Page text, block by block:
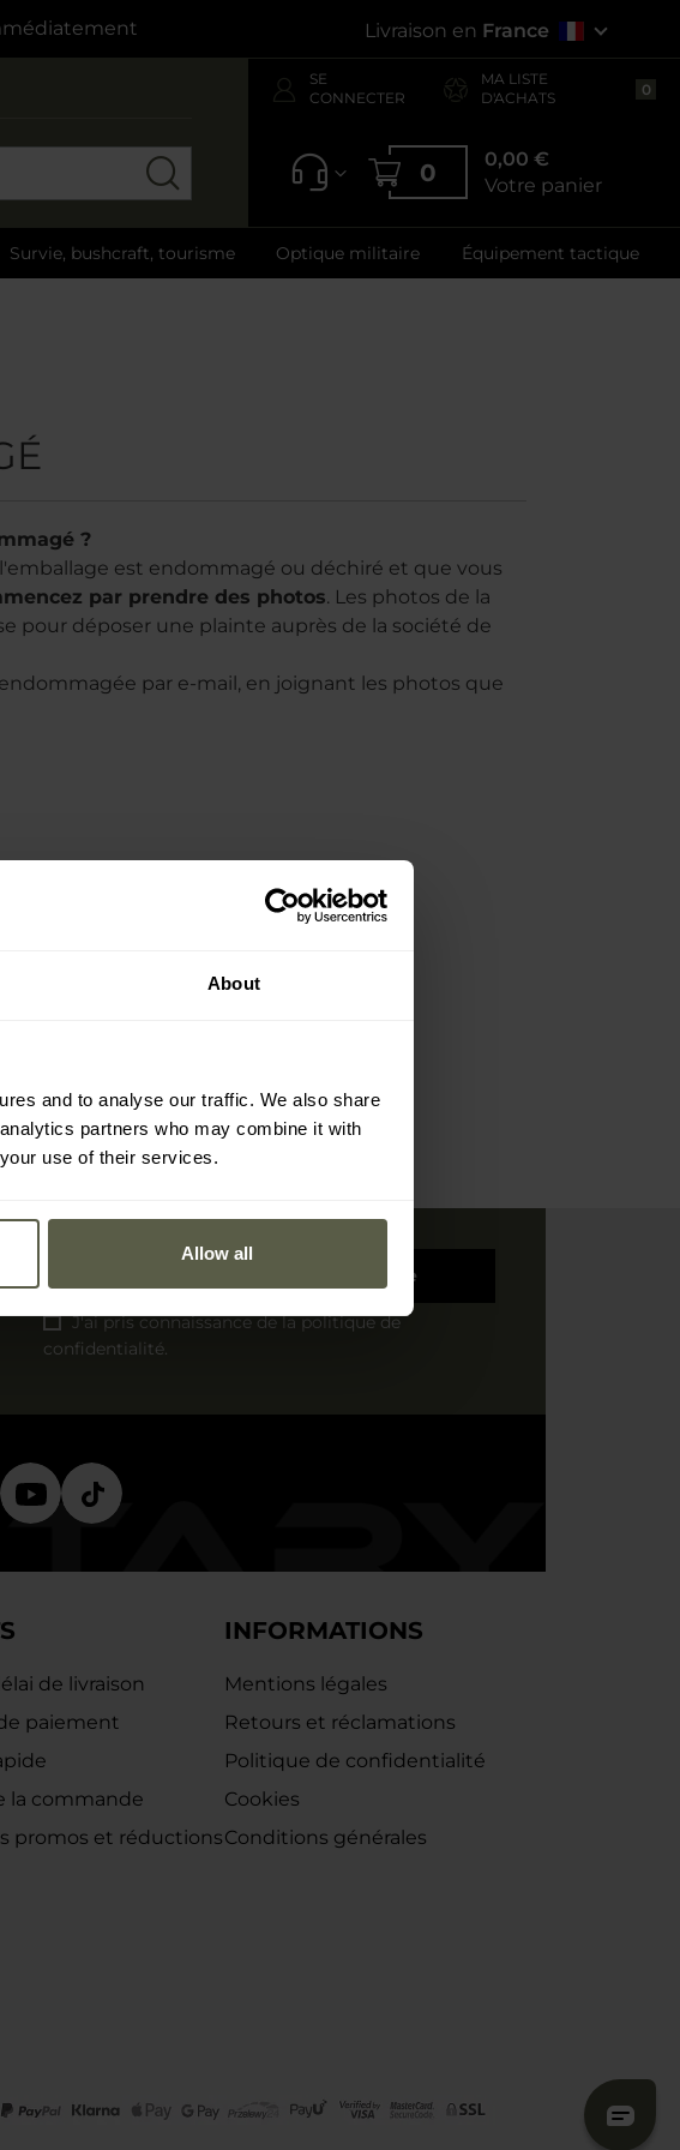
About
and to analyse our traffic. We also share
partners who may combine it with
use of their services.
Allow all
Livraison en France
SE
CONNECTER
MA LISTE
D'ACHATS
0
0
0,00 €
Votre panier
Survie, bushcraft, tourisme Optique militaire Équipement tactique
?
est endommagé ou déchiré et que vous
par prendre des photos. Les photos de la
pour déposer une plainte auprès de la société de
par e-mail, en joignant les photos que
S'inscrire
J'ai pris connaissance de lapolitique de
confidentialité.
de livraison
paiement
la commande
promos et réductions
INFORMATIONS
Mentions légales
Retours et réclamations
Politique de confidentialité
Cookies
Conditions générales